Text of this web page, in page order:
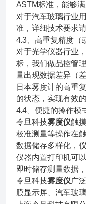
ASTM标准，能够
对于汽车玻璃行业
准，详细技术要求
4.3、高重复精度（
对于光学仪器行业
标，我们做品控管
量出现数据差异（
日本雾度计的高重
的状态，实现有效
4.4、便捷的操作模
令旦科技雾度仪触
校准测量等操作在
数据储存多样化，
仪器内置打印机可
即时储存测量数据
令旦科技雾度仪广
膜显示屏、汽车玻